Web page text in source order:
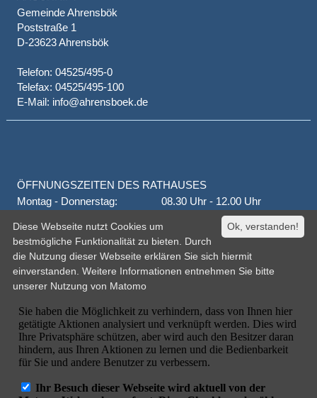
Gemeinde Ahrensbök
Poststraße 1
D-23623 Ahrensbök
Telefon: 04525/495-0
Telefax: 04525/495-100
E-Mail: info@ahrensboek.de
ÖFFNUNGSZEITEN DES RATHAUSES
Montag - Donnerstag:
08.30 Uhr - 12.00 Uhr
14.00 Uhr - 18.00 Uhr
jeden 1. und 3. Montag
16.00 Uhr - 18.00 Uhr
Freitag
geschlossen
oder nach Vereinbarung
Ok, verstanden!
Diese Webseite nutzt Cookies um
bestmögliche Funktionalität zu bieten. Durch
die Nutzung dieser Webseite erklären Sie sich hiermit
einverstanden. Weitere Informationen entnehmen Sie bitte
unserer Nutzung von Matomo